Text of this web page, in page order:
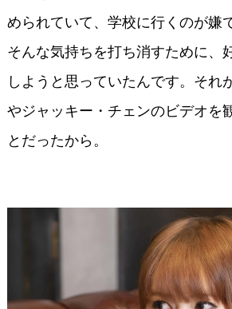
められていて、学校に行くのが嫌
そんな気持ちを打ち消すために、
しようと思っていたんです。それ
やジャッキー・チェンのビデオを
とだったから。